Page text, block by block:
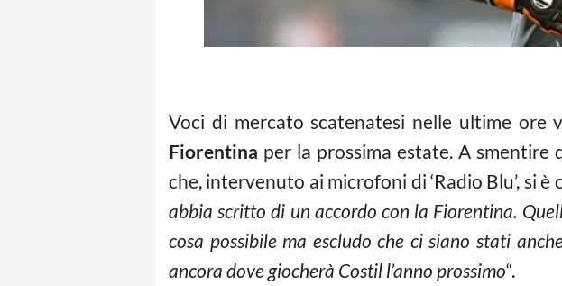
Voci di mercato scatenatesi nelle ultime ore
Fiorentina per la prossima estate. A smentire
che, intervenuto ai microfoni di ‘Radio Blu’, si è
abbia scritto di un accordo con la Fiorentina.
cosa possibile ma escludo che ci siano stati
ancora dove giocherà Costil l’anno prossimo“.